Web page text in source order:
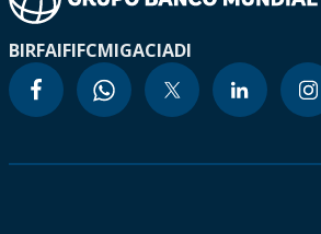
BIRFAIFIFCMIGACIADI